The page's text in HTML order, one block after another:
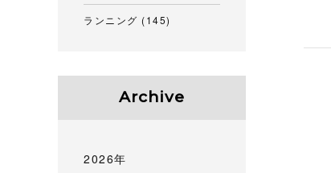
ランニング (145)
Archive
2026年